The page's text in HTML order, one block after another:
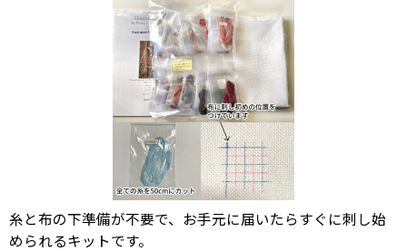
糸と布の下準備が不要で、お手元に届いたらすぐに刺し始
められるキットです。